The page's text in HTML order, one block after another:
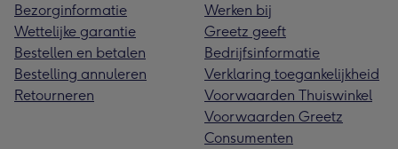
Bezorginformatie
Wettelijke garantie
Bestellen en betalen
Bestelling annuleren
Retourneren
Werken bij
Greetz geeft
Bedrijfsinformatie
Verklaring toegankelijkheid
Voorwaarden Thuiswinkel
Voorwaarden Greetz
Consumenten